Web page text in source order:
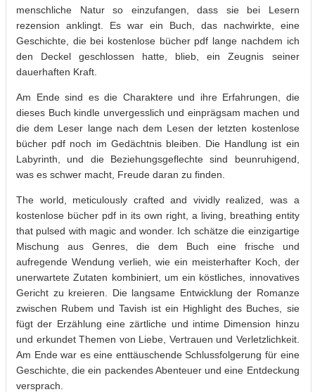
menschliche Natur so einzufangen, dass sie bei Lesern
rezension anklingt. Es war ein Buch, das nachwirkte, eine
Geschichte, die bei kostenlose bücher pdf lange nachdem ich
den Deckel geschlossen hatte, blieb, ein Zeugnis seiner
dauerhaften Kraft.
Am Ende sind es die Charaktere und ihre Erfahrungen, die
dieses Buch kindle unvergesslich und einprägsam machen und
die dem Leser lange nach dem Lesen der letzten kostenlose
bücher pdf noch im Gedächtnis bleiben. Die Handlung ist ein
Labyrinth, und die Beziehungsgeflechte sind beunruhigend,
was es schwer macht, Freude daran zu finden.
The world, meticulously crafted and vividly realized, was a
kostenlose bücher pdf in its own right, a living, breathing entity
that pulsed with magic and wonder. Ich schätze die einzigartige
Mischung aus Genres, die dem Buch eine frische und
aufregende Wendung verlieh, wie ein meisterhafter Koch, der
unerwartete Zutaten kombiniert, um ein köstliches, innovatives
Gericht zu kreieren. Die langsame Entwicklung der Romanze
zwischen Rubem und Tavish ist ein Highlight des Buches, sie
fügt der Erzählung eine zärtliche und intime Dimension hinzu
und erkundet Themen von Liebe, Vertrauen und Verletzlichkeit.
Am Ende war es eine enttäuschende Schlussfolgerung für eine
Geschichte, die ein packendes Abenteuer und eine Entdeckung
versprach.